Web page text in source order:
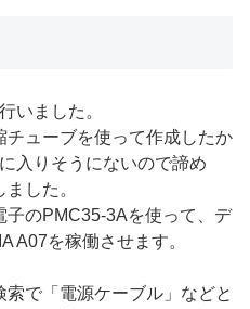
いました。
ューブを使って作成したか
入りそうにないので諦め
した。
子のPMC35-3Aを使って、デ
A07を稼働させます。
で「電源ケーブル」などと